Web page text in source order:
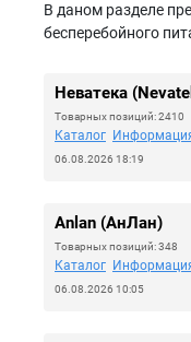
В даном разделе
бесперебойного
Неватека
Товарных позиций: 2410
Каталог
06.08.2026 18:19
Anlan (АнЛан)
Товарных позиций: 348
Каталог
06.08.2026 10:05